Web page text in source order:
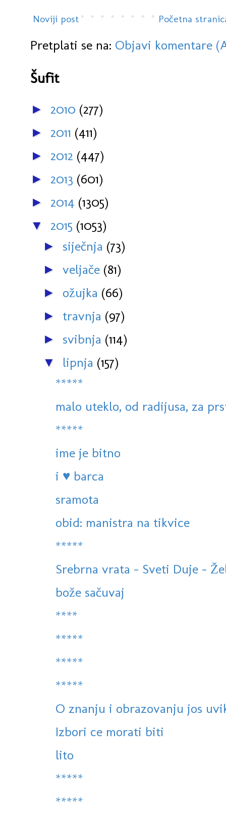
Noviji post Početna
Pretplati se na: Objavi komentare
Šufit
► 2010 (277)
► 2011 (411)
► 2012 (447)
► 2013 (601)
► 2014 (1305)
▼ 2015 (1053)
► siječnja (73)
► veljače (81)
► ožujka (66)
► travnja (97)
► svibnja (114)
▼ lipnja (157)
*****
malo uteklo, od radijusa, za
*****
ime je bitno
i ♥ barca
sramota
obid: manistra na tikvice
*****
Srebrna vrata - Sveti Duje -
bože sačuvaj
****
*****
*****
*****
O znanju i obrazovanju jos
Izbori ce morati biti
lito
*****
*****